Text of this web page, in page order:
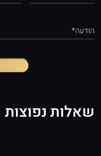
הודעה*
שאלות נפוצות